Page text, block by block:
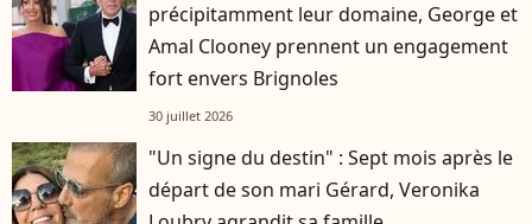
précipitamment leur domaine, George et
Amal Clooney prennent un engagement
fort envers Brignoles
30 juillet 2026
"Un signe du destin" : Sept mois après le
départ de son mari Gérard, Veronika